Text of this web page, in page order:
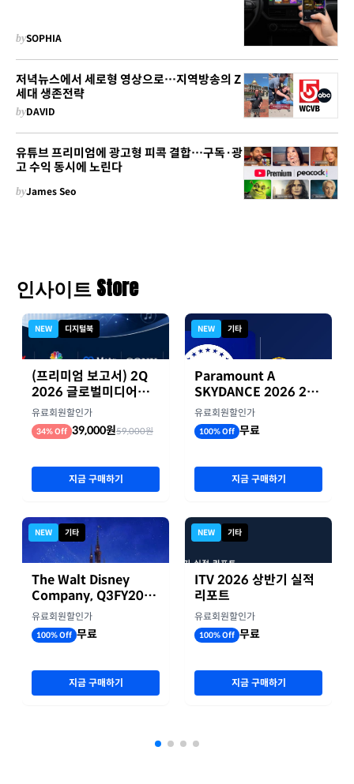
bySOPHIA
저녁뉴스에서 세로형 영상으로…지역방송의 Z
세대 생존전략
byDAVID
유튜브 프리미엄에 광고형 피콕 결합…구독·광
고 수익 동시에 노린다
byJames Seo
인사이트 Store
NEW 디지털북
(프리미엄 보고서) 2Q
2026 글로벌미디어기
업 실적 종합 보고서
유료회원할인가
34% Off 39,000원59,000원
지금 구매하기
NEW 기타
The Walt Disney
Company, Q3FY2026
실적자료
유료회원할인가
100% Off 무료
지금 구매하기
NEW 기타
Paramount A
SKYDANCE 2026 2분
기 실적
유료회원할인가
100% Off 무료
지금 구매하기
NEW 기타
ITV 2026 상반기 실적
리포트
유료회원할인가
100% Off 무료
지금 구매하기